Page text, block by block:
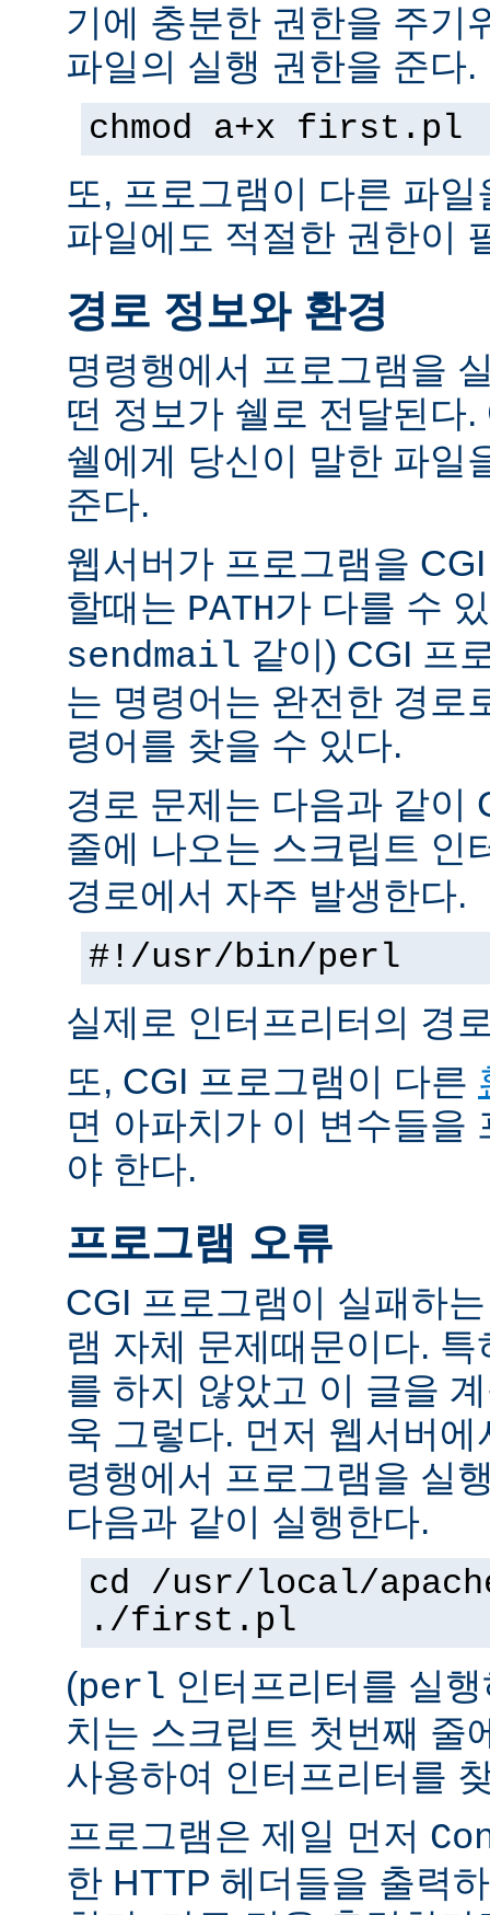
기에 충분한 권한을 주기
파일의 실행 권한을 준다.
chmod a+x first.pl
또, 프로그램이 다른 파
파일에도 적절한 권한이
경로 정보와 환경
명령행에서 프로그램을
떤 정보가 쉘로 전달된다
쉘에게 당신이 말한 파일
준다.
웹서버가 프로그램을
할때는 PATH가 다를 수
sendmail 같이) CGI 프
는 명령어는 완전한 경로
령어를 찾을 수 있다.
경로 문제는 다음과 같이
줄에 나오는 스크립트 인
경로에서 자주 발생한다.
#!/usr/bin/perl
실제로 인터프리터의 경
또, CGI 프로그램이 다른
면 아파치가 이 변수들을
야 한다.
프로그램 오류
CGI 프로그램이 실패하
램 자체 문제때문이다.
를 하지 않았고 이 글을
욱 그렇다. 먼저 웹서버
령행에서 프로그램을 실
다음과 같이 실행한다.
cd /usr/local/
./first.pl
(perl 인터프리터를 실
치는 스크립트 첫번째 줄
사용하여 인터프리터를
프로그램은 제일 먼저
한 HTTP 헤더들을 출력